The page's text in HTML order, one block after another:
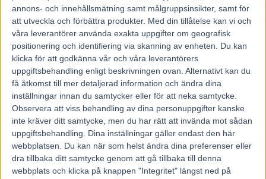
annons- och innehållsmätning samt målgruppsinsikter, samt för
att utveckla och förbättra produkter. Med din tillåtelse kan vi och
våra leverantörer använda exakta uppgifter om geografisk
positionering och identifiering via skanning av enheten. Du kan
klicka för att godkänna vår och våra leverantörers
uppgiftsbehandling enligt beskrivningen ovan. Alternativt kan du
få åtkomst till mer detaljerad information och ändra dina
inställningar innan du samtycker eller för att neka samtycke.
Observera att viss behandling av dina personuppgifter kanske
inte kräver ditt samtycke, men du har rätt att invända mot sådan
uppgiftsbehandling. Dina inställningar gäller endast den här
webbplatsen. Du kan när som helst ändra dina preferenser eller
dra tillbaka ditt samtycke genom att gå tillbaka till denna
webbplats och klicka på knappen "Integritet" längst ned på
En fjärde kan komma på lördag med talangen Amie Ness under
midnattstravet i Boden.
– Hon är något extra och kommer att försvara sig om det nu inte
händer något. Jag känner att jag måste sticka fram hakan lite grand
och inte vara feg i förhandssnacket hela livet, säger Piteå-amatören
med ett skratt.
Största jublet under midnattstravet i Boden på lördag?
Kanske mullrar det till i V75:ans fjärde avdelning runt kvart i tio på
kvällen där fyraåriga Amie Ness gör debut i större sammanhang
efter fyra segrar på fem starter.
Micael Melander är i favoritposition med det orutinerade stoet som
står 20 meter före de värsta konkurrenterna i ett försök i
Diamantstoet.
Tomas Worrsjö tränar och äger hästen tillsammans med sin fru
Elisabeth, ett amatörtränarpar som faktiskt har två hästar till start i
lördagens V75 i Boden.